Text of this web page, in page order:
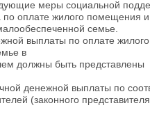
меры социальной
оплате жилого помещения и
семье.
выплаты по оплате
в
должны быть представлены
денежной выплаты по
(законного